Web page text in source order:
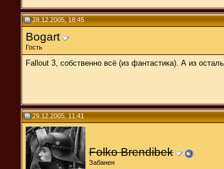
28.12.2005, 18:45
Bogart
Гость
Fallout 3, собственно всё (из фантастика). А из
29.12.2005, 11:41
Folko Brendibek
Забанен